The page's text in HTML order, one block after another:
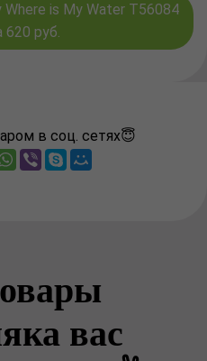
is My Water Т56084
620 руб.
в соц. сетях😇
вас